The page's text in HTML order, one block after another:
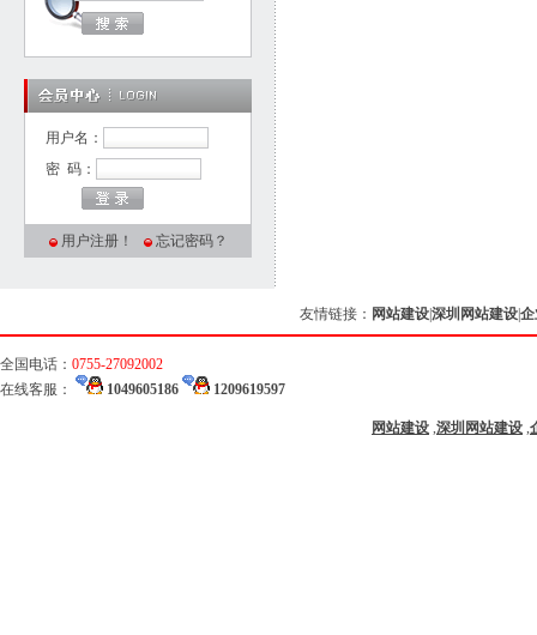
用户名：
密 码：
用户注册！ 忘记密码？
友情链接： 网站建设深圳网站建设
全国电话： 0755-27092002
在线客服：
1049605186 1209619597
网站建设 ,深圳网站建设 ,